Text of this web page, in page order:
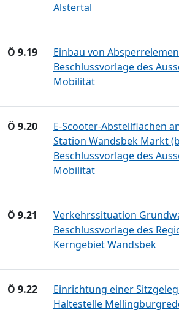
Alstertal
Ö 9.19
Einbau von
Beschlussvorlage des
Mobilität
Ö 9.20
E-Scooter-Abstellflächen
Station Wandsbek Markt
Beschlussvorlage des
Mobilität
Ö 9.21
Verkehrssituation
Beschlussvorlage des
Kerngebiet Wandsbek
Ö 9.22
Einrichtung einer
Haltestelle